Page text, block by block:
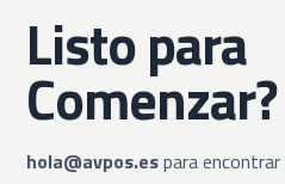
Listo para
Comenzar?
hola@avpos.espara